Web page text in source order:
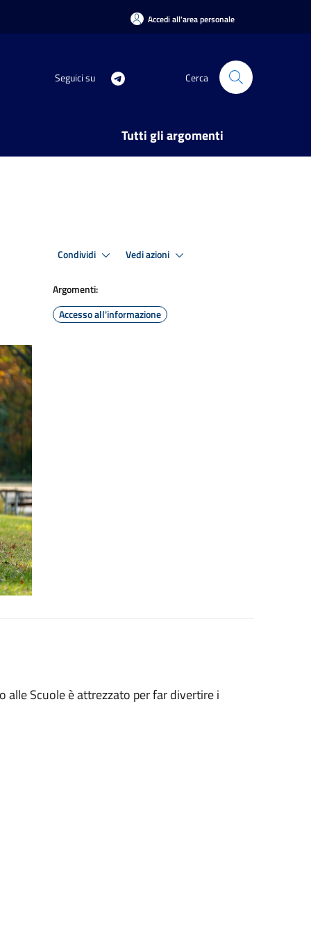
Accedi all'area personale
Seguici su Cerca
Tutti gli argomenti
Condividi Vedi azioni
Argomenti:
Accesso all'informazione
alle Scuole è attrezzato per far divertire i